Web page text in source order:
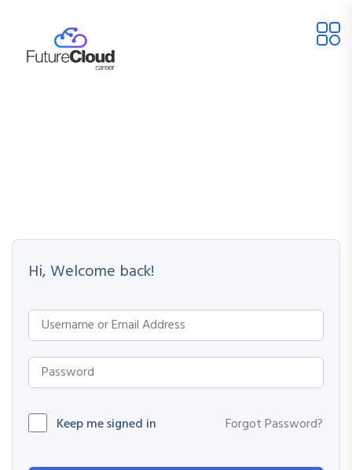
Hi, Welcome back!
Keep me signed in Forgot Password?